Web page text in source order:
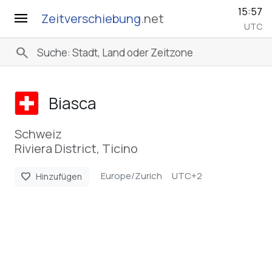
menu Zeitverschiebung.net 15:57
UTC
search
Biasca
Schweiz
Riviera District, Ticino
favorite Hinzufügen Europe/Zurich UTC+2